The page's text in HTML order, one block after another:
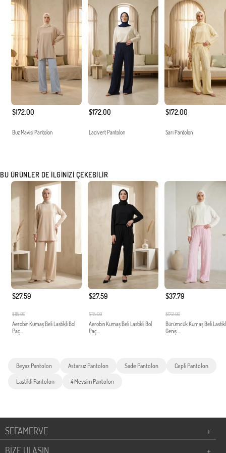
$172.00
Buz Mavisi Pantolon
$172.00
Lacivert Pantolon
$172.00
Sarı Pantolon
BU ÜRÜNLER DE İLGINIZI ÇEKEBILIR
$27.59
$115.00
Aerobin Kumaş Beli Lastikli Bol
Paç...
$27.59
$115.00
Aerobin Kumaş Beli Lastikli Bol
Paç...
$37.79
$172.00
Bürümcük Kumaş Beli
Geniş ...
Beyaz Pantolon Astarsız Pantolon Sade Pantolon Cepli Pantolon
Lastikli Pantolon 4 Mevsim Pantolon
SEFAMERVE
+
BİZE ULAŞIN
+